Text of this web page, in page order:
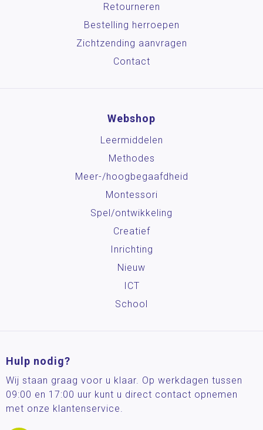
Retourneren
Bestelling herroepen
Zichtzending aanvragen
Contact
Webshop
Leermiddelen
Methodes
Meer-/hoog­begaafdheid
Montessori
Spel/ontwikkeling
Creatief
Inrichting
Nieuw
ICT
School
Hulp nodig?
Wij staan graag voor u klaar. Op werkdagen tussen
09:00 en 17:00 uur kunt u direct contact opnemen
met onze klantenservice.